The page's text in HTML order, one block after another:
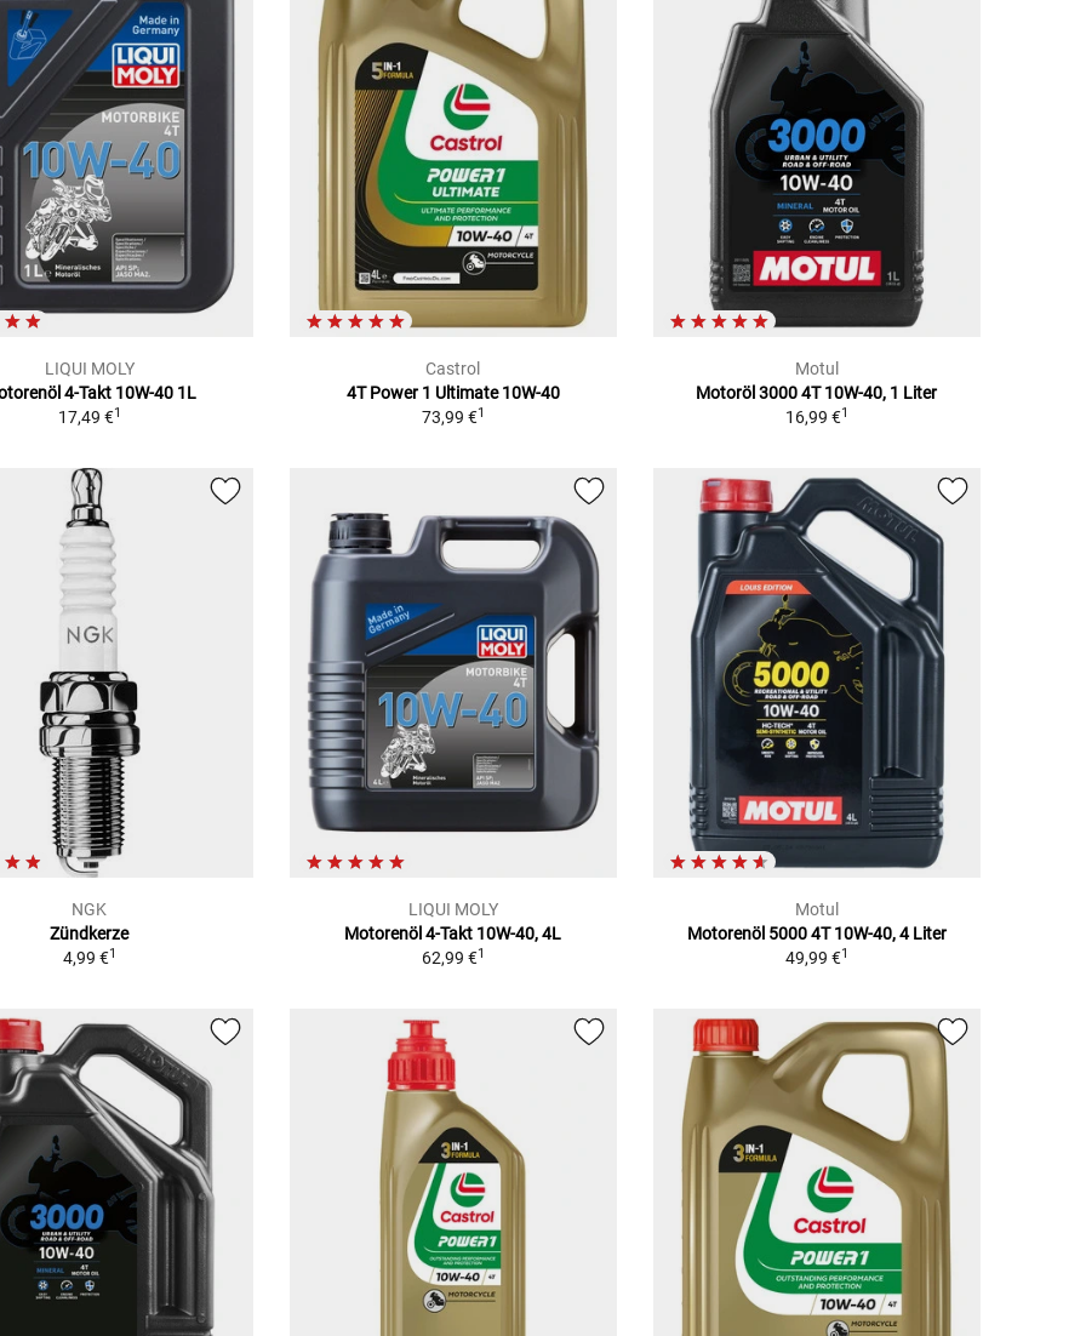
LIQUI MOLY
4-Takt 10W-40 1L
17,49 €1
Castrol
4T Power 1 Ultimate 10W-40
73,99 €1
Motul
Motoröl 3000 4T 10W-40, 1 Liter
16,99 €1
NGK
Zündkerze
4,99 €1
LIQUI MOLY
Motorenöl 4-Takt 10W-40, 4L
62,99 €1
Motul
Motorenöl 5000 4T 10W-40, 4 Liter
49,99 €1